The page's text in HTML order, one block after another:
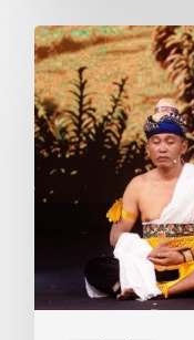
Sendratari
Neng
Ning
Nung
Nang:
Ajakan
pada